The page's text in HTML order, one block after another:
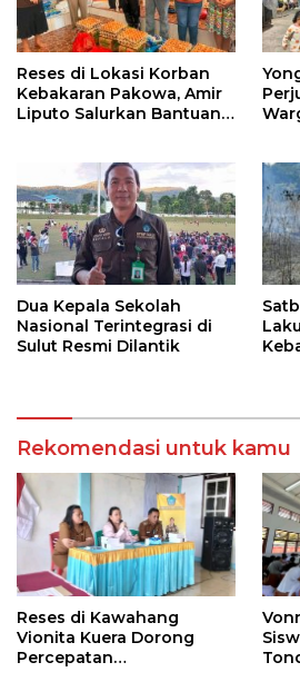
Reses di Lokasi Korban
Kebakaran Pakowa, Amir
Liputo Salurkan Bantuan
Dua Kepala Sekolah
Nasional Terintegrasi di
Sulut Resmi Dilantik
Rekomendasi untuk kamu
Reses di Kawahang
Vionita Kuera Dorong
Percepatan